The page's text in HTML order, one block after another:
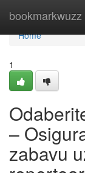
bookmarkwuzz
Home
Home
1
–
zabavu